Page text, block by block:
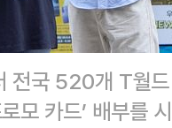
전국 520개 T월
모 카드’ 배부를